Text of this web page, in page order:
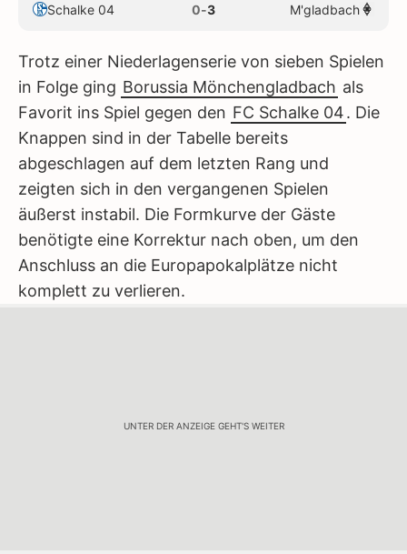
Schalke 04 0-3 M'gladbach
Trotz einer Niederlagenserie von sieben Spielen
in Folge ging Borussia Mönchengladbach als
Favorit ins Spiel gegen den FC Schalke 04. Die
Knappen sind in der Tabelle bereits
abgeschlagen auf dem letzten Rang und
zeigten sich in den vergangenen Spielen
äußerst instabil. Die Formkurve der Gäste
benötigte eine Korrektur nach oben, um den
Anschluss an die Europapokalplätze nicht
komplett zu verlieren.
UNTER DER ANZEIGE GEHT'S WEITER